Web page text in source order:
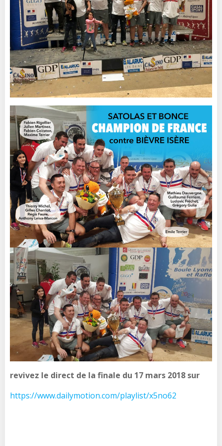
revivez le direct de la finale du 17 mars 2018 sur
https://www.dailymotion.com/playlist/x5no62